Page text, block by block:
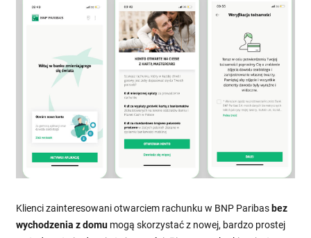
Klienci zainteresowani otwarciem rachunku w BNP Paribas bez
wychodzenia z domu mogą skorzystać z nowej, bardzo prostej